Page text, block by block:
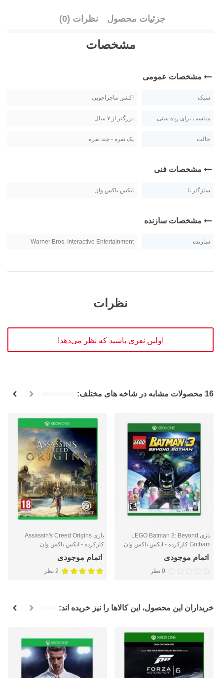
جزئیات محصول نظرات (0)
مشخصات
مشخصات عمومی
سبک اکشن ماجراجویی
مناسب برای رده سنی بزرگتر از ۷ سال
حالت یک نفره - چند نفره
مشخصات فنی
سازگار با ایکس باکس وان
مشخصات سازنده
سازنده Warner Bros. Interactive Entertainment
نظرات
اولین نفری باشید که نظر می‌دهد!
16 محصولات مشابه در شاخه های مختلف:
بازی LEGO Batman 3: Beyond
Gotham کارکرده - ایکس باکس وان
اتمام موجودی
0 نظر
بازی Assassin's Creed Origins
کارکرده - ایکس باکس وان
اتمام موجودی
2 نظر
خریداران این محصول، این کالاها را نیز خریده اند: